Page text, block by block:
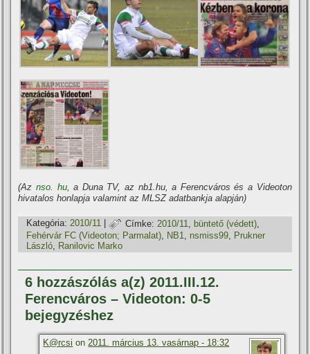
(Aznso. hu, a Duna TV, az nb1.hu, a Ferencváros és a Videoton
hivatalos honlapja valamint az MLSZ adatbankja alapján)
Kategória: 2010/11 | Címke: 2010/11 büntető (védett)
Fehérvár FC (Videoton; Parmalat), NB1, nsmiss99, Prukner
László, Ranilovic Marko
6 hozzászólás a(z) 2011.III.12.
Ferencváros – Videoton: 0-5
bejegyzéshez
K@rcsi on2011. március 13. vasárnap - 18:32